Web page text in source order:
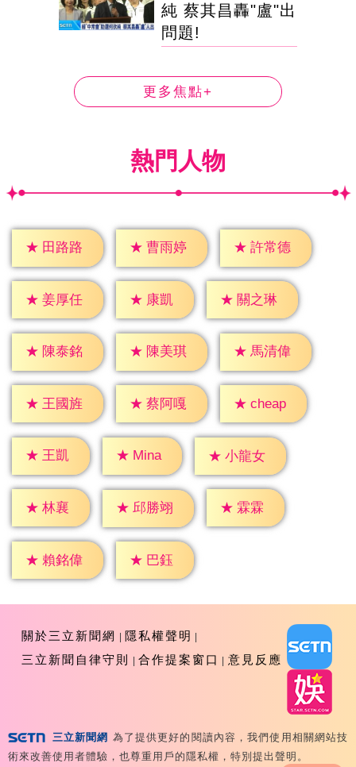
純 蔡其昌轟"盧"出
問題!
更多焦點+
熱門人物
★ 田路路 ★ 曹雨婷 ★ 許常德
★ 姜厚任 ★ 康凱 ★ 關之琳
★ 陳泰銘 ★ 陳美琪 ★ 馬清偉
★ 王國旌 ★ 蔡阿嘎 ★ cheap
★ 王凱 ★ Mina ★ 小龍女
★ 林襄 ★ 邱勝翊 ★ 霖霖
★ 賴銘偉 ★ 巴鈺
關於三立新聞網
隱私權聲明
三立新聞自律守則
合作提案窗口 意見反應
Copyright ©2026 Sanlih E-Television All Rights
三立新聞網 為了提供更好的閱讀內容，我們使用相關網站技
術來改善使用者體驗，也尊重用戶的隱私權，特別提出聲明。